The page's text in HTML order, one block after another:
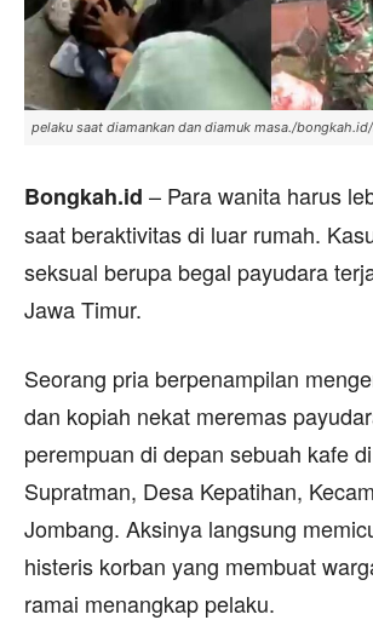
pelaku saat diamankan dan diamuk masa./
Bongkah.id – Para wanita harus
saat beraktivitas di luar rumah.
seksual berupa begal payudara
Jawa Timur.
Seorang pria berpenampilan
dan kopiah nekat meremas
perempuan di depan sebuah kafe
Supratman, Desa Kepatihan,
Jombang. Aksinya langsung
histeris korban yang membuat
ramai menangkap pelaku.